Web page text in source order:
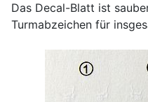
Das Decal-Blatt ist
Turmabzeichen für